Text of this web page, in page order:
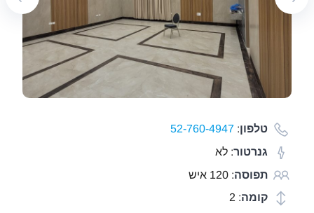
טלפון:
52-760-4947
גנרטור: לא
תפוסה: 120 איש
קומה: 2